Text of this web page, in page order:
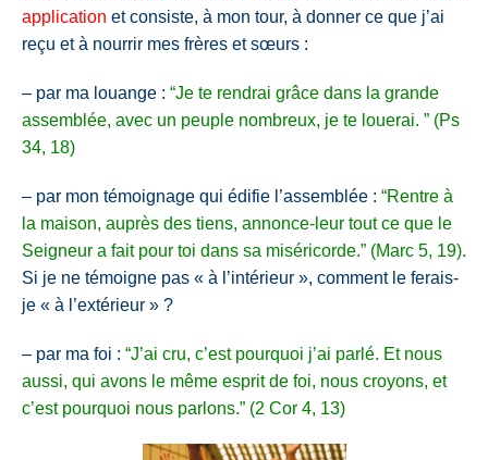
application et consiste, à mon tour, à donner ce que j’ai
reçu et à nourrir mes frères et sœurs :
– par ma louange : “Je te rendrai grâce dans la grande
assemblée, avec un peuple nombreux, je te louerai. ” (Ps
34, 18)
– par mon témoignage qui édifie l’assemblée : “Rentre à
la maison, auprès des tiens, annonce-leur tout ce que le
Seigneur a fait pour toi dans sa miséricorde.” (Marc 5, 19).
Si je ne témoigne pas « à l’intérieur », comment le ferais-
je « à l’extérieur » ?
– par ma foi : “J’ai cru, c’est pourquoi j’ai parlé. Et nous
aussi, qui avons le même esprit de foi, nous croyons, et
c’est pourquoi nous parlons.” (2 Cor 4, 13)